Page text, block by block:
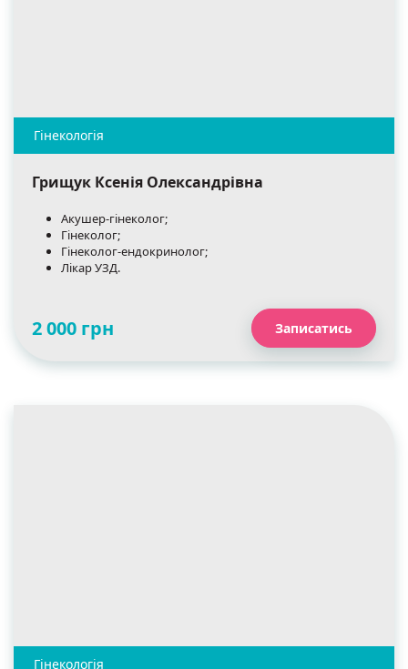
Грищук Ксенія Олександрівна
Акушер-гінеколог;
Гінеколог;
Гінеколог-ендокринолог;
Лікар УЗД.
2 000 грн Записатись